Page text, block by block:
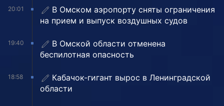
20:01
В Омском аэропорту сняты ограничения
на прием и выпуск воздушных судов
19:40
В Омской области отменена
беспилотная опасность
18:58
Кабачок-гигант вырос в Ленинградской
области